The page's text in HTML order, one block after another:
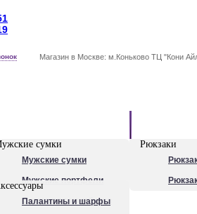
Магазин в Москве: м.Коньково ТЦ "Кони
сумки
Мужские сумки
Мужские портфели
Сумки для ноутбуков
Рюкзаки
Палантины и шарфы